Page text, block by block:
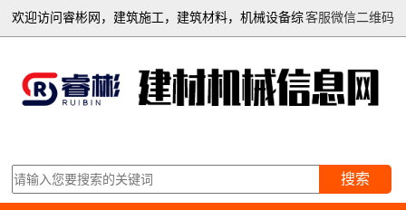
客服微信二维码
欢迎访问睿彬网，建筑施工，建筑材料，机械设备综
搜索